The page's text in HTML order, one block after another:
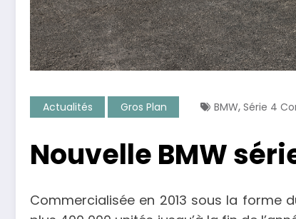
Actualités Gros Plan BMW, Série 4
Nouvelle BMW
Commercialisée en 2013 sous la forme